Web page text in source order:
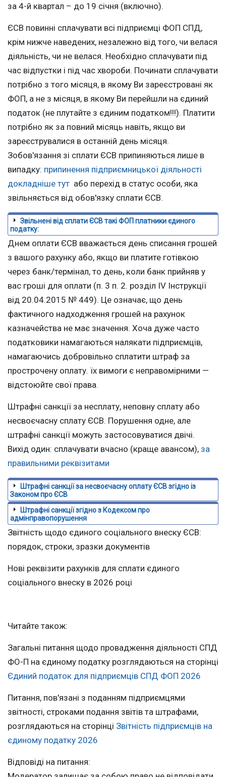
за 4-й квартал – до 19 січня (включно).
ЄСВ повинні сплачувати всі підприємці ФОП СПД,
крім нижче наведених, незалежно від того, чи велася
діяльність, чи не велася. Необхідно сплачувати під
час відпустки і під час хвороби. Починати сплачувати
потрібно з того місяця, в якому Ви зареєстровані як
ФОП, а не з місяця, в якому Ви перейшли на єдиний
податок (не плутайте з єдиним податком!!!). Платити
потрібно як за повний місяць навіть, якщо ви
зареєструвалися в останній день місяця.
Зобов'язання зі сплати ЄСВ припиняються лише в
випадку: припинення підприємницької діяльності
докладніше тут або перехід в статус особи, яка
звільняється від обов'язку сплати ЄСВ.
Звільнені від сплати ЄСВ такі ФОП платники єдиного
податку:
Днем оплати ЄСВ вважається день списання грошей
з вашого рахунку або, якщо ви платите готівкою
через банк/термінал, то день, коли банк прийняв у
вас гроші для оплати (п. 3 п. 2. розділ IV Інструкції
від 20.04.2015 № 449). Це означає, що день
фактичного надходження грошей на рахунок
казначейства не має значення. Хоча дуже часто
податковики намагаються налякати підприємців,
намагаючись добровільно сплатити штраф за
прострочену оплату. їх вимоги є неправомірними —
відстоюйте свої права.
Штрафні санкції за несплату, неповну сплату або
несвоєчасну сплату ЄСВ. Порушення одне, але
штрафні санкції можуть застосовуватися двічі.
Вихід один: сплачувати вчасно (краще авансом), за
правильними реквізитами
Штрафні санкції за несвоєчасну оплату ЄСВ згідно із
Законом про ЄСВ
Штрафні санкції згідно з Кодексом про
адмінправопорушення
Звітність щодо єдиного соціального внеску ЄСВ:
порядок, строки, зразки документів
Нові реквізити рахунків для сплати єдиного
соціального внеску в 2026 році
Читайте також:
Загальні питання щодо провадження діяльності СПД
ФО-П на єдиному податку розглядаються на сторінці
Єдиний податок для підприємців СПД ФОП 2026
Питання, пов'язані з поданням підприємцями
звітності, строками подання звітів та штрафами,
розглядаються на сторінці Звітність підприємців на
єдиному податку 2026
Відповіді на питання: